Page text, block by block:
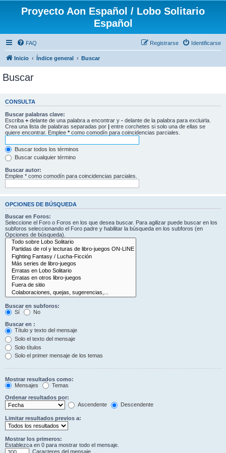
Proyecto Aon Español / Lobo Solitario
Español
FAQ Identificarse
Registrarse
Inicio Índice general Buscar
Buscar
CONSULTA
Buscar palabras clave:
Escriba + delante de una palabra a encontrar y - delante de la palabra para excluirla.
Crea una lista de palabras separadas por | entre corchetes si solo una de ellas se
quiere encontrar. Emplee * como comodín para coincidencias parciales.
Buscar todos los términos
Buscar cualquier término
Buscar autor:
Emplee * como comodín para coincidencias parciales.
OPCIONES DE BÚSQUEDA
Buscar en Foros:
Seleccione el Foro o Foros en los que desea buscar. Para agilizar puede buscar en los
subforos seleccionando el Foro padre y habilitar la búsqueda en los subforos (en
Opciones de búsqueda).
Buscar en subforos:
Sí
No
Buscar en :
Título y texto del mensaje
Solo el texto del mensaje
Solo títulos
Solo el primer mensaje de los temas
Mostrar resultados como:
Mensajes
Temas
Ordenar resultados por:
Ascendente
Descendente
Limitar resultados previos a:
Mostrar los primeros:
Establezca en 0 para mostrar todo el mensaje.
Caracteres del mensaje